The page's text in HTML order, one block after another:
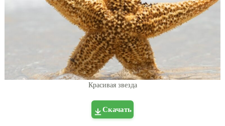
Красивая звезда
Скачать